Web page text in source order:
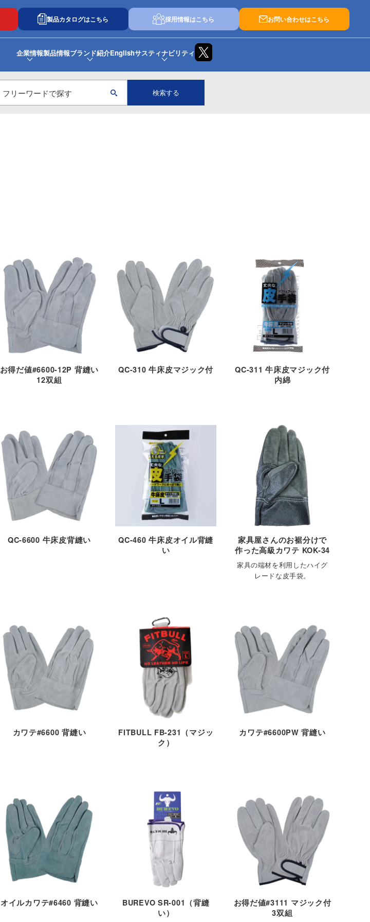
製品カタログはこちら 採用情報はこちら お問い合わせはこちら
企業情報製品情報ブランド紹介Englishサスティナビリティ
検索する
お得だ値#6600-12P 背縫い
12双組
QC-310 牛床皮マジック付
QC-311 牛床皮マジック付
内綿
QC-6600 牛床皮背縫い
QC-460 牛床皮オイル背縫
い
家具屋さんのお裾分けで
作った高級カワテ KOK-34
家具の端材を利用したハイグ
レードな皮手袋。
カワテ#6600 背縫い
FITBULL FB-231（マジッ
ク）
カワテ#6600PW 背縫い
オイルカワテ#6460 背縫い
BUREVO SR-001（背縫
い）
お得だ値#3111 マジック付
3双組